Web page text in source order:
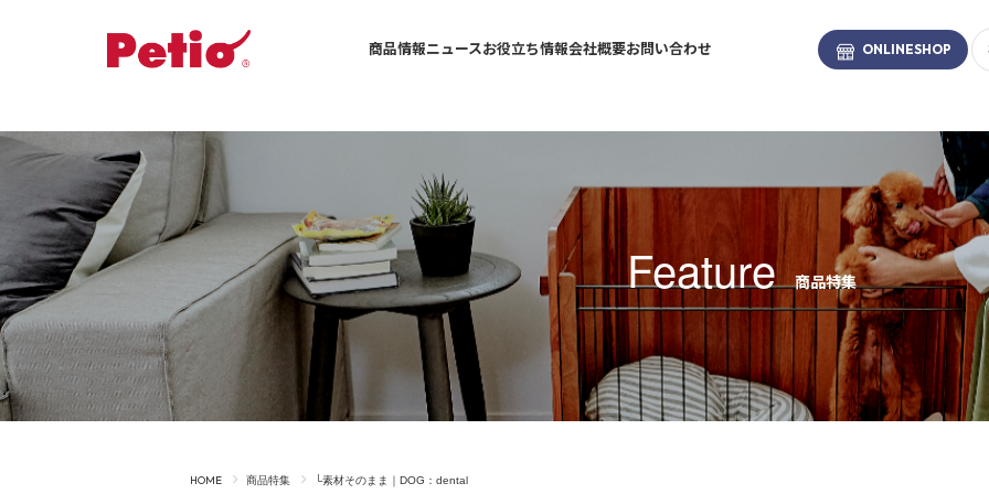
商品情報
ドッグ一覧へ
カテゴリー -CATEGORY
フード お散歩・係留
住まい 手入れ・ケア トイレタリー
ブランド-BRAND
ニュースお役立ち情報会社概要お問い合わせ ONLINESHOP
Feature 商品特集
HOME 商品特集 └素材そのまま｜DOG：dental